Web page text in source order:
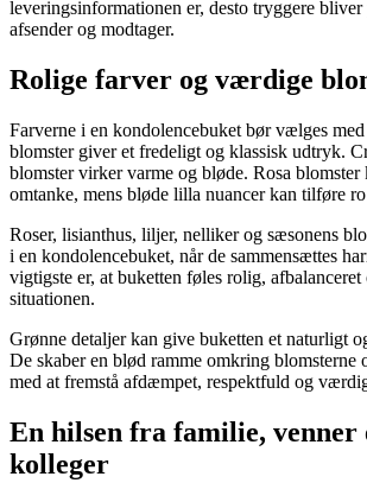
leveringsinformationen er, desto tryggere bliver
afsender og modtager.
Rolige farver og værdige
Farverne i en kondolencebuket bør vælges
blomster giver et fredeligt og klassisk udtryk.
blomster virker varme og bløde. Rosa
omtanke, mens bløde lilla nuancer kan tilføre
Roser, lisianthus, liljer, nelliker og sæsonens
i en kondolencebuket, når de sammensættes
vigtigste er, at buketten føles rolig, afbalanceret
situationen.
Grønne detaljer kan give buketten et naturligt
De skaber en blød ramme omkring blomsterne
med at fremstå afdæmpet, respektfuld og
En hilsen fra familie, venner
kolleger